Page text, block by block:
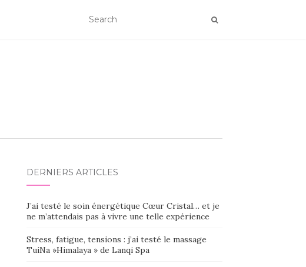
DERNIERS ARTICLES
J’ai testé le soin énergétique Cœur Cristal… et je
ne m’attendais pas à vivre une telle expérience
Stress, fatigue, tensions : j’ai testé le massage
TuiNa »Himalaya » de Lanqi Spa